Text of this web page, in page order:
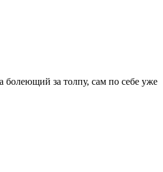
болеющий за толпу, сам по себе уже